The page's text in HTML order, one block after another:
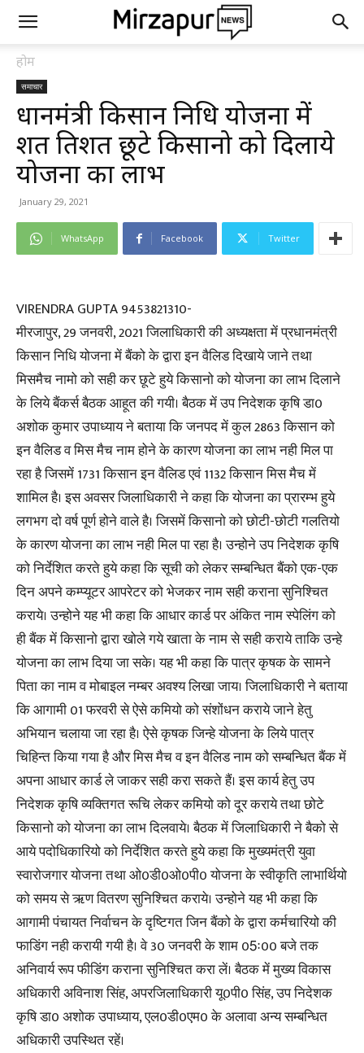
होम
समाचार
प्रधानमंत्री किसान निधि योजना में
शत प्रतिशत छूटे किसानो को दिलाये
योजना का लाभ
January 29, 2021
WhatsApp Facebook Twitter
VIRENDRA GUPTA 9453821310-
मीरजापुर, 29 जनवरी, 2021 जिलाधिकारी की अध्यक्षता में प्रधानमंत्री
किसान निधि योजना में बैंको के द्वारा इन वैलिड दिखाये जाने तथा
मिसमैच नामो को सही कर छूटे हुये किसानो को योजना का लाभ दिलाने
के लिये बैंकर्स बैठक आहूत की गयी। बैठक में उप निदेशक कृषि डा0
अशोक कुमार उपाध्याय ने बताया कि जनपद में कुल 2863 किसान को
इन वैलिड व मिस मैच नाम होने के कारण योजना का लाभ नही मिल पा
रहा है जिसमें 1731 किसान इन वैलिड एवं 1132 किसान मिस मैच में
शामिल है। इस अवसर जिलाधिकारी ने कहा कि योजना का प्रारम्भ हुये
लगभग दो वर्ष पूर्ण होने वाले है। जिसमें किसानो को छोटी-छोटी गलतियो
के कारण योजना का लाभ नही मिल पा रहा है। उन्होने उप निदेशक कृषि
को निर्देशित करते हुये कहा कि सूची को लेकर सम्बन्धित बैंको एक-एक
दिन अपने कम्प्यूटर आपरेटर को भेजकर नाम सही कराना सुनिश्चित
कराये। उन्होने यह भी कहा कि आधार कार्ड पर अंकित नाम स्पेलिंग को
ही बैंक में किसानो द्वारा खोले गये खाता के नाम से सही कराये ताकि उन्हे
योजना का लाभ दिया जा सके। यह भी कहा कि पात्र कृषक के सामने
पिता का नाम व मोबाइल नम्बर अवश्य लिखा जाय। जिलाधिकारी ने बताया
कि आगामी 01 फरवरी से ऐसे कमियो को संशोंधन कराये जाने हेतु
अभियान चलाया जा रहा है। ऐसे कृषक जिन्हे योजना के लिये पात्र
चिहिन्त किया गया है और मिस मैच व इन वैलिड नाम को सम्बन्धित बैंक में
अपना आधार कार्ड ले जाकर सही करा सकते हैं। इस कार्य हेतु उप
निदेशक कृषि व्यक्तिगत रूचि लेकर कमियो को दूर कराये तथा छोटे
किसानो को योजना का लाभ दिलवाये। बैठक में जिलाधिकारी ने बैको से
आये पदोधिकारियो को निर्देशित करते हुये कहा कि मुख्यमंत्री युवा
स्वारोजगार योजना तथा ओ0डी0ओ0पी0 योजना के स्वीकृति लाभार्थियो
को समय से ऋण वितरण सुनिश्चित कराये। उन्होने यह भी कहा कि
आगामी पंचायत निर्वाचन के दृष्टिगत जिन बैंको के द्वारा कर्मचारियो की
फाडिंग नही करायी गयी है। वे 30 जनवरी के शाम 05ः00 बजे तक
अनिवार्य रूप फीडिंग कराना सुनिश्चित करा लें। बैठक में मुख्य विकास
अधिकारी अविनाश सिंह, अपरजिलाधिकारी यू0पी0 सिंह, उप निदेशक
कृषि डा0 अशोक उपाध्याय, एल0डी0एम0 के अलावा अन्य सम्बन्धित
अधिकारी उपस्थित रहें।